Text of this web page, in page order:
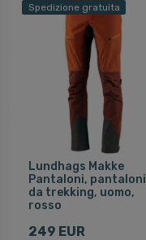
Spedizione gratuita
Lundhags Makke
Pantaloni, pantaloni
da trekking, uomo,
rosso
249 EUR